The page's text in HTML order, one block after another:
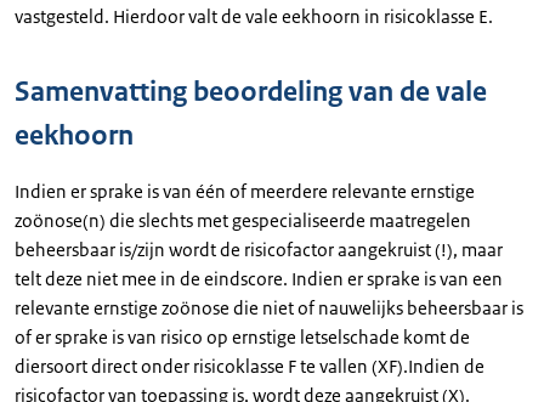
vastgesteld. Hierdoor valt de vale eekhoorn in risicoklasse E.
Samenvatting beoordeling van de vale
eekhoorn
Indien er sprake is van één of meerdere relevante ernstige
zoönose(n) die slechts met gespecialiseerde maatregelen
beheersbaar is/zijn wordt de risicofactor aangekruist (!), maar
telt deze niet mee in de eindscore. Indien er sprake is van een
relevante ernstige zoönose die niet of nauwelijks beheersbaar is
of er sprake is van risico op ernstige letselschade komt de
diersoort direct onder risicoklasse F te vallen (XF).Indien de
risicofactor van toepassing is, wordt deze aangekruist (X).